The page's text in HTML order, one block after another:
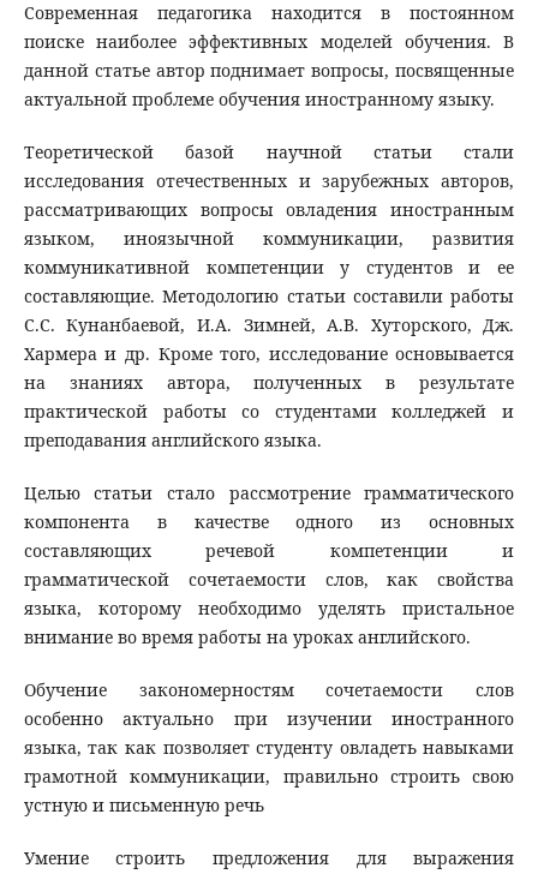
Современная педагогика находится в постоянном
поиске наиболее эффективных моделей обучения. В
данной статье автор поднимает вопросы, посвященные
актуальной проблеме обучения иностранному языку.
Теоретической базой научной статьи стали
исследования отечественных и зарубежных авторов,
рассматривающих вопросы овладения иностранным
языком, иноязычной коммуникации, развития
коммуникативной компетенции у студентов и ее
составляющие. Методологию статьи составили работы
С.С. Кунанбаевой, И.А. Зимней, А.В. Хуторского, Дж.
Хармера и др. Кроме того, исследование основывается
на знаниях автора, полученных в результате
практической работы со студентами колледжей и
преподавания английского языка.
Целью статьи стало рассмотрение грамматического
компонента в качестве одного из основных
составляющих речевой компетенции и
грамматической сочетаемости слов, как свойства
языка, которому необходимо уделять пристальное
внимание во время работы на уроках английского.
Обучение закономерностям сочетаемости слов
особенно актуально при изучении иностранного
языка, так как позволяет студенту овладеть навыками
грамотной коммуникации, правильно строить свою
устную и письменную речь
Умение строить предложения для выражения